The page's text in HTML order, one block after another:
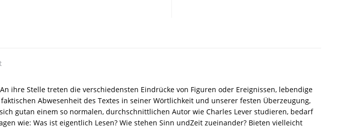
Eckhard
Lobsien
–
ISBN
ihre Stelle treten die verschiedensten Eindrücke von Figuren oder Ereignissen, lebendige
Abwesenheit des Textes in seiner Wörtlichkeit und unserer festen Überzeugung,
gutan einem so normalen, durchschnittlichen Autor wie Charles Lever studieren, bedarf
wie: Was ist eigentlich Lesen? Wie stehen Sinn undZeit zueinander? Bieten vielleicht